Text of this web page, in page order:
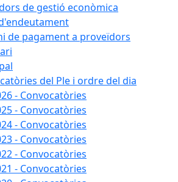
de gestió econòmica
de pagament a proveïdors
del Ple i ordre del dia
- Convocatòries
- Convocatòries
- Convocatòries
- Convocatòries
- Convocatòries
- Convocatòries